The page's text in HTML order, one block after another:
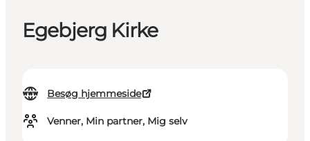
Egebjerg Kirke
Besøg hjemmeside
Venner, Min partner, Mig selv